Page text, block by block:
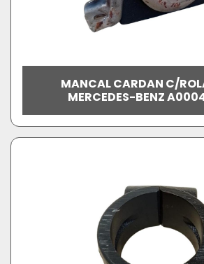
MANCAL CARDAN C/
MERCEDES-BENZ